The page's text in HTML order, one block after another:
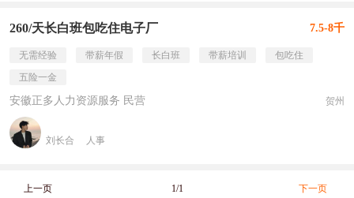
260/天长白班包吃住电子厂 7.5-8千
无需经验 带薪年假 长白班 带薪培训
包吃住
五险一金
安徽正多人力资源服务 民营 贺州
刘长合 人事
上一页 1/1 下一页